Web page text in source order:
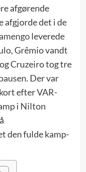
afgørende
afgjorde det i de
leverede
Grêmio vandt
Cruzeiro tog tre
Der var
efter VAR-
i Nilton
den fulde kamp-